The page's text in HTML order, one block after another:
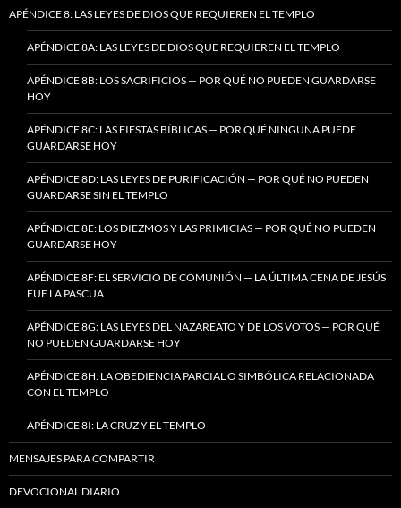
APÉNDICE 8: LAS LEYES DE DIOS QUE REQUIEREN EL TEMPLO
APÉNDICE 8A: LAS LEYES DE DIOS QUE REQUIEREN EL TEMPLO
APÉNDICE 8B: LOS SACRIFICIOS — POR QUÉ NO PUEDEN GUARDARSE
HOY
APÉNDICE 8C: LAS FIESTAS BÍBLICAS — POR QUÉ NINGUNA PUEDE
GUARDARSE HOY
APÉNDICE 8D: LAS LEYES DE PURIFICACIÓN — POR QUÉ NO PUEDEN
GUARDARSE SIN EL TEMPLO
APÉNDICE 8E: LOS DIEZMOS Y LAS PRIMICIAS — POR QUÉ NO PUEDEN
GUARDARSE HOY
APÉNDICE 8F: EL SERVICIO DE COMUNIÓN — LA ÚLTIMA CENA DE JESÚS
FUE LA PASCUA
APÉNDICE 8G: LAS LEYES DEL NAZAREATO Y DE LOS VOTOS — POR QUÉ
NO PUEDEN GUARDARSE HOY
APÉNDICE 8H: LA OBEDIENCIA PARCIAL O SIMBÓLICA RELACIONADA
CON EL TEMPLO
APÉNDICE 8I: LA CRUZ Y EL TEMPLO
MENSAJES PARA COMPARTIR
DEVOCIONAL DIARIO